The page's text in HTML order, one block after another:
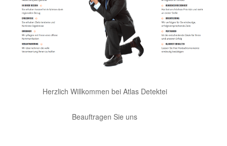
Herzlich Willkommen bei Atlas Detektei
Beauftragen Sie uns